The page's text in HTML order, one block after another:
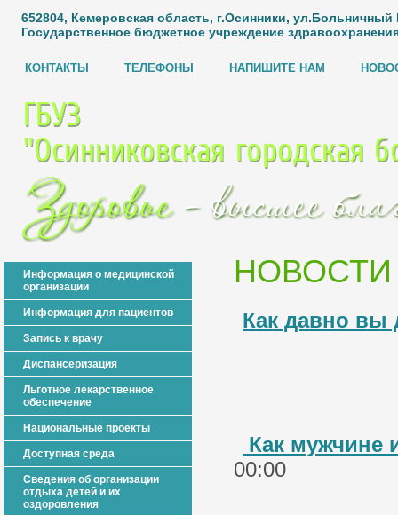
652804, Кемеровская область, г.Осинники, ул.Больничный
Государственное бюджетное учреждение
КОНТАКТЫ ТЕЛЕФОНЫ НАПИШИТЕ НАМ
Информация о медицинской
организации
Информация для пациентов
Запись к врачу
Диспансеризация
Льготное лекарственное
обеспечение
Национальные проекты
Доступная среда
Сведения об организации
отдыха детей и их
оздоровления
НОВОСТИ
Как давно
Как мужчине
00:00